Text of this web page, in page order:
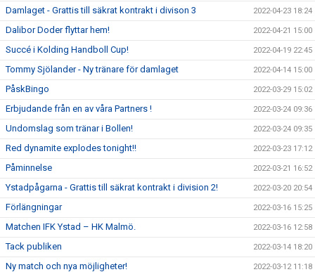
Damlaget - Grattis till säkrat kontrakt i divison 3 2022-04-23 18:24
Dalibor Doder flyttar hem! 2022-04-21 15:00
Succé i Kolding Handboll Cup! 2022-04-19 22:45
Tommy Sjölander - Ny tränare för damlaget 2022-04-14 15:00
PåskBingo 2022-03-29 15:02
Erbjudande från en av våra Partners ! 2022-03-24 09:36
Undomslag som tränar i Bollen! 2022-03-24 09:35
Red dynamite explodes tonight!! 2022-03-23 17:12
Påminnelse 2022-03-21 16:52
Ystadpågarna - Grattis till säkrat kontrakt i division 2! 2022-03-20 20:54
Förlängningar 2022-03-16 15:25
Matchen IFK Ystad – HK Malmö. 2022-03-16 12:58
Tack publiken 2022-03-14 18:20
Ny match och nya möjligheter! 2022-03-12 11:18